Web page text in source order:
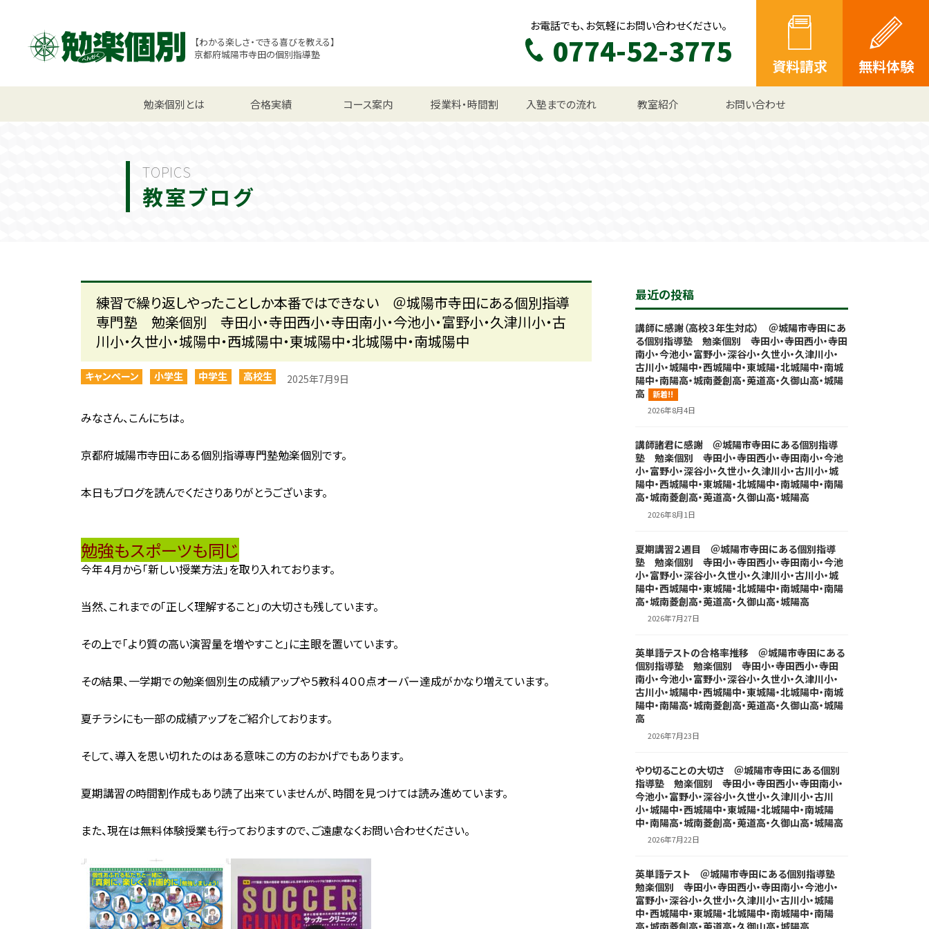
【わかる楽しさ・できる喜びを教える】
京都府城陽市寺田の個別指導塾
お電話でも、お気軽にお問い合わせください。
0774-52-3775 資料請求 無料体験
勉楽個別とは 合格実績 コース案内
小学生コース 中学生コース 高校生コース 授業料・時間割 入塾までの流れ 教室紹介 お問い合わせ
TOPICS
教室ブログ
練習で繰り返しやったことしか本番ではできない ＠城陽市寺田にある個別指導
専門塾 勉楽個別 寺田小・寺田西小・寺田南小・今池小・富野小・久津川小・古
川小・久世小・城陽中・西城陽中・東城陽中・北城陽中・南城陽中
キャンペーン 小学生 中学生 高校生 2025年7月9日
みなさん、こんにちは。
京都府城陽市寺田にある個別指導専門塾勉楽個別です。
本日もブログを読んでくださりありがとうございます。
勉強もスポーツも同じ
今年４月から「新しい授業方法」を取り入れております。
当然、これまでの「正しく理解すること」の大切さも残しています。
その上で「より質の高い演習量を増やすこと」に主眼を置いています。
その結果、一学期での勉楽個別生の成績アップや５教科４００点オーバー達成がかなり増えています。
夏チラシにも一部の成績アップをご紹介しております。
そして、導入を思い切れたのはある意味この方のおかげでもあります。
夏期講習の時間割作成もあり読了出来ていませんが、時間を見つけては読み進めています。
また、現在は無料体験授業も行っておりますので、ご遠慮なくお問い合わせください。
最近の投稿
講師に感謝（高校３年生対応） ＠城陽市寺田にあ
る個別指導塾 勉楽個別 寺田小・寺田西小・寺田
南小・今池小・富野小・深谷小・久世小・久津川小・
古川小・城陽中・西城陽中・東城陽・北城陽中・南城
陽中・南陽高・城南菱創高・莵道高・久御山高・城陽
高
新着!!
2026年8月4日
講師諸君に感謝 ＠城陽市寺田にある個別指導
塾 勉楽個別 寺田小・寺田西小・寺田南小・今池
小・富野小・深谷小・久世小・久津川小・古川小・城
陽中・西城陽中・東城陽・北城陽中・南城陽中・南陽
高・城南菱創高・莵道高・久御山高・城陽高
2026年8月1日
夏期講習２週目 ＠城陽市寺田にある個別指導
塾 勉楽個別 寺田小・寺田西小・寺田南小・今池
小・富野小・深谷小・久世小・久津川小・古川小・城
陽中・西城陽中・東城陽・北城陽中・南城陽中・南陽
高・城南菱創高・莵道高・久御山高・城陽高
2026年7月27日
英単語テストの合格率推移 ＠城陽市寺田にある
個別指導塾 勉楽個別 寺田小・寺田西小・寺田
南小・今池小・富野小・深谷小・久世小・久津川小・
古川小・城陽中・西城陽中・東城陽・北城陽中・南城
陽中・南陽高・城南菱創高・莵道高・久御山高・城陽
高
2026年7月23日
やり切ることの大切さ ＠城陽市寺田にある個別
指導塾 勉楽個別 寺田小・寺田西小・寺田南小・
今池小・富野小・深谷小・久世小・久津川小・古川
小・城陽中・西城陽中・東城陽・北城陽中・南城陽
中・南陽高・城南菱創高・莵道高・久御山高・城陽高
2026年7月22日
英単語テスト ＠城陽市寺田にある個別指導塾
勉楽個別 寺田小・寺田西小・寺田南小・今池小・
富野小・深谷小・久世小・久津川小・古川小・城陽
中・西城陽中・東城陽・北城陽中・南城陽中・南陽
高・城南菱創高・莵道高・久御山高・城陽高